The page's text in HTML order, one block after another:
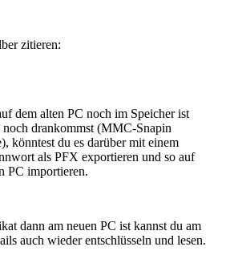
zitieren:
dem alten PC noch im Speicher ist
noch drankommst (MMC-Snapin
könntest du es darüber mit einem
als PFX exportieren und so auf
PC importieren.
dann am neuen PC ist kannst du am
auch wieder entschlüsseln und lesen.